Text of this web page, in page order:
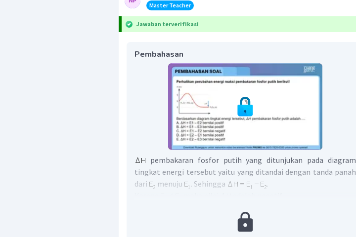
Master Teacher
Jawaban terverifikasi
Pembahasan
pembakaran fosfor putih yang ditunjukan pada diagram
tingkat energi tersebut yaitu yang ditandai dengan tanda panah
dari
menuju . Sehingga
.